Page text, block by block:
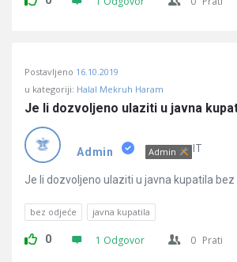
Postavljeno 16.10.2019
u kategoriji: Halal Mekruh Haram
Je li dozvoljeno ulaziti u javna
Admin Admin IT
Je li dozvoljeno ulaziti u javna kupatila bez
bez odjeće javna kupatila
0 1 Odgovor 0 Prati